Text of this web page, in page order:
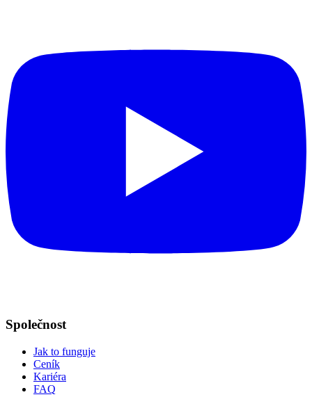
Společnost
Jak to funguje
Ceník
Kariéra
FAQ